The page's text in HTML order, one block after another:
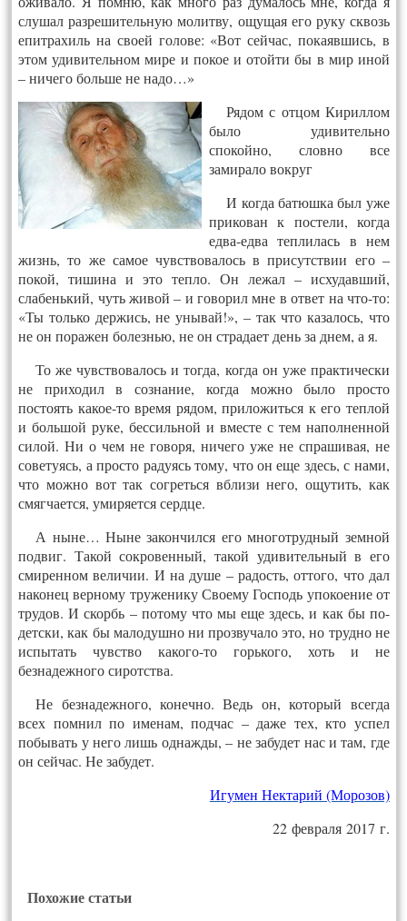
слушал разрешительную молитву, ощущая его руку сквозь
епитрахиль на своей голове: «Вот сейчас, покаявшись, в
этом удивительном мире и покое и отойти бы в мир иной
– ничего больше не надо…»
Рядом с отцом Кириллом
было удивительно
спокойно, словно все
замирало вокруг
И когда батюшка был уже
прикован к постели, когда
едва-едва теплилась в нем
жизнь, то же самое чувствовалось в присутствии его –
покой, тишина и это тепло. Он лежал – исхудавший,
слабенький, чуть живой – и говорил мне в ответ на что-то:
«Ты только держись, не унывай!», – так что казалось, что
не он поражен болезнью, не он страдает день за днем, а я.
То же чувствовалось и тогда, когда он уже практически
не приходил в сознание, когда можно было просто
постоять какое-то время рядом, приложиться к его теплой
и большой руке, бессильной и вместе с тем наполненной
силой. Ни о чем не говоря, ничего уже не спрашивая, не
советуясь, а просто радуясь тому, что он еще здесь, с нами,
что можно вот так согреться вблизи него, ощутить, как
смягчается, умиряется сердце.
А ныне… Ныне закончился его многотрудный земной
подвиг. Такой сокровенный, такой удивительный в его
смиренном величии. И на душе – радость, оттого, что дал
наконец верному труженику Своему Господь упокоение от
трудов. И скорбь – потому что мы еще здесь, и как бы по-
детски, как бы малодушно ни прозвучало это, но трудно не
испытать чувство какого-то горького, хоть и не
безнадежного сиротства.
Не безнадежного, конечно. Ведь он, который всегда
всех помнил по именам, подчас – даже тех, кто успел
побывать у него лишь однажды, – не забудет нас и там, где
он сейчас. Не забудет.
Игумен Нектарий (Морозов)
22 февраля 2017 г.
Похожие статьи